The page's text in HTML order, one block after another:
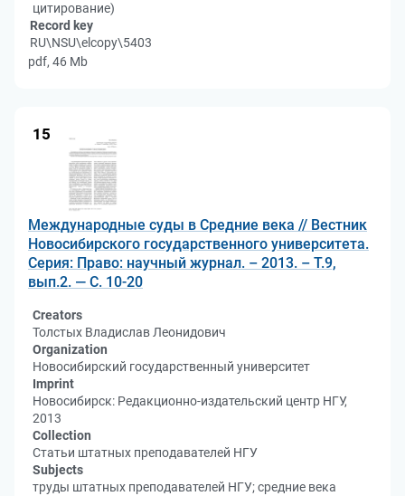
цитирование)
Record key
RU\NSU\elcopy\5403
pdf, 46 Mb
15
Международные суды в Средние века // Вестник
Новосибирского государственного университета.
Серия: Право: научный журнал. – 2013. – Т.9,
вып.2. — С. 10-20
Creators
Толстых Владислав Леонидович
Organization
Новосибирский государственный университет
Imprint
Новосибирск: Редакционно-издательский центр НГУ,
2013
Collection
Статьи штатных преподавателей НГУ
Subjects
труды штатных преподавателей НГУ; средние века